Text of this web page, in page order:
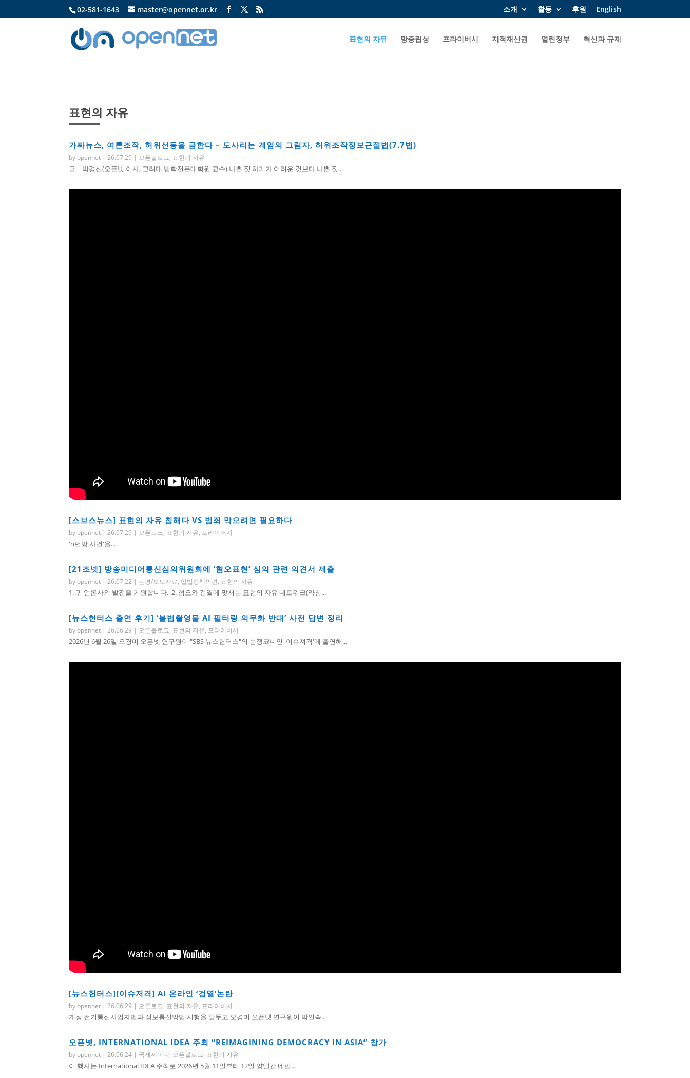
02-581-1643 master@opennet.or.kr 소개 활동 후원 English
표현의 자유 망중립성 프라이버시 지적재산권 열린정부 혁신과 규제
표현의 자유
가짜뉴스, 여론조작, 허위선동을 금한다 – 도사리는 계엄의 그림자, 허위조작정보근절법(7.7법)
byopennet |26.07.29 | 오픈블로그, 표현의 자유
글 | 박경신(오픈넷 이사, 고려대 법학전문대학원 교수) 나쁜 짓 하기가 어려운 것보다 나쁜 짓...
[스브스뉴스] 표현의 자유 침해다 VS 범죄 막으려면 필요하다
byopennet |26.07.29 | 오픈토크, 표현의 자유, 프라이버시
'n번방 사건'을...
[21조넷] 방송미디어통신심의위원회에 ‘혐오표현’ 심의 관련 의견서 제출
byopennet |26.07.22 | 논평/보도자료, 입법정책의견, 표현의 자유
1. 귀 언론사의 발전을 기원합니다. 2. 혐오와 검열에 맞서는 표현의 자유 네트워크(약칭...
[뉴스헌터스 출연 후기] ‘불법촬영물 AI 필터링 의무화 반대’ 사전 답변 정리
byopennet |26.06.29 | 오픈블로그, 표현의 자유, 프라이버시
2026년 6월 26일 오경미 오픈넷 연구원이 "SBS 뉴스헌터스"의 논쟁코너인 '이슈져격'에 출연해...
[뉴스헌터스][이슈저격] AI 온라인 ‘검열’논란
byopennet |26.06.29 | 오픈토크, 표현의 자유, 프라이버시
개정 전기통신사업자법과 정보통신망법 시행을 앞두고 오경미 오픈넷 연구원이 박인숙...
오픈넷, INTERNATIONAL IDEA 주최 “REIMAGINING DEMOCRACY IN ASIA” 참가
byopennet |26.06.24 | 국제세미나, 오픈블로그, 표현의 자유
이 행사는 International IDEA 주최로 2026년 5월 11일부터 12일 양일간 네팔...